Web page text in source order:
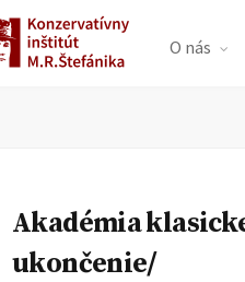
O nás
Akadémia
ukončenie/